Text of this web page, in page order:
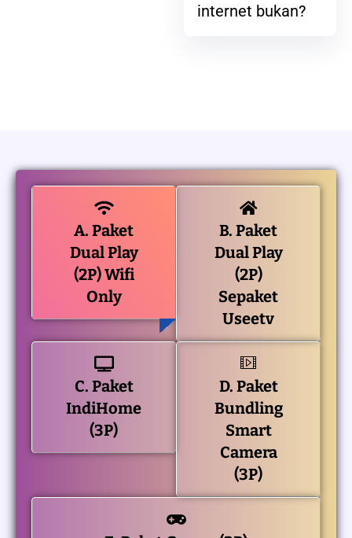
internet bukan?
A. Paket
Dual Play
(2P) Wifi
Only
B. Paket
Dual Play
(2P)
Sepaket
Useetv
C. Paket
IndiHome
(3P)
D. Paket
Bundling
Smart
Camera
(3P)